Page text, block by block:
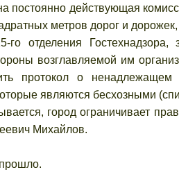
действующая
метров дорог и дорожек,
отделения
возглавляемой им
протокол о ненадлежащем
являются бесхозными
город ограничивает
Михайлов.